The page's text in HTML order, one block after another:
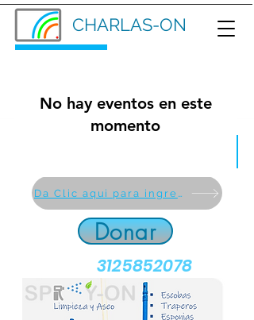
CHARLAS-ON
Da Clic aqui para ingresar por zoom gratis a la charla
No hay eventos en este
momento
Donar
3125852078